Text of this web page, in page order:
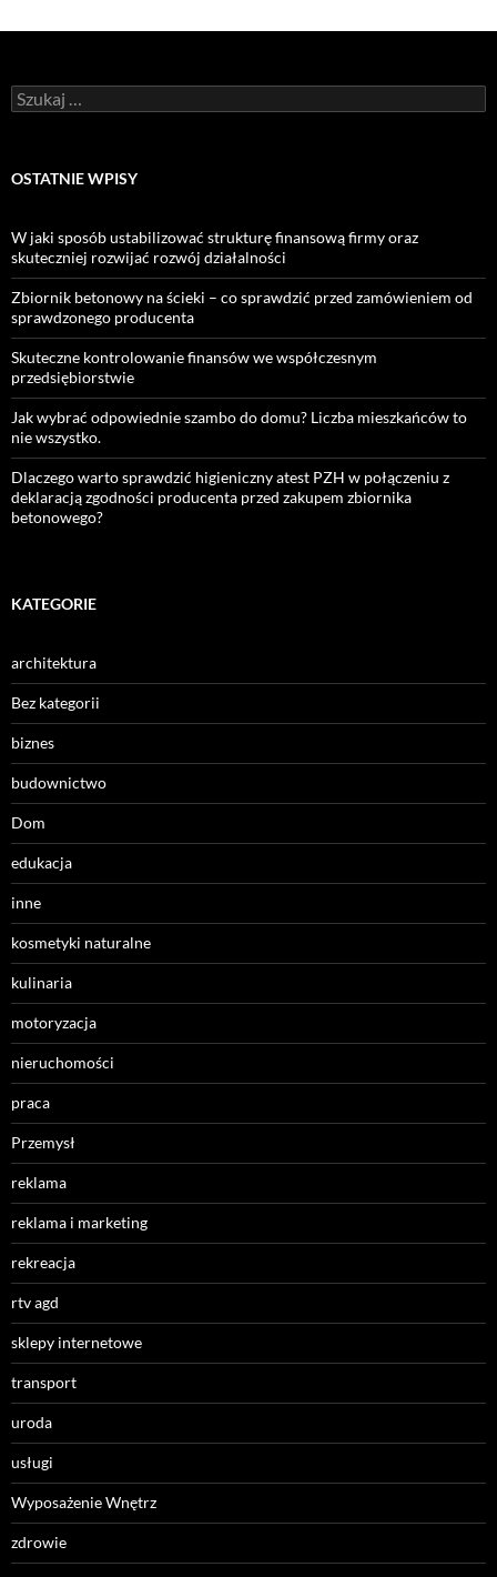
Szukaj:
OSTATNIE WPISY
W jaki sposób ustabilizować strukturę finansową firmy oraz
skuteczniej rozwijać rozwój działalności
Zbiornik betonowy na ścieki – co sprawdzić przed zamówieniem od
sprawdzonego producenta
Skuteczne kontrolowanie finansów we współczesnym
przedsiębiorstwie
Jak wybrać odpowiednie szambo do domu? Liczba mieszkańców to
nie wszystko.
Dlaczego warto sprawdzić higieniczny atest PZH w połączeniu z
deklaracją zgodności producenta przed zakupem zbiornika
betonowego?
KATEGORIE
architektura
Bez kategorii
biznes
budownictwo
Dom
edukacja
inne
kosmetyki naturalne
kulinaria
motoryzacja
nieruchomości
praca
Przemysł
reklama
reklama i marketing
rekreacja
rtv agd
sklepy internetowe
transport
uroda
usługi
Wyposażenie Wnętrz
zdrowie